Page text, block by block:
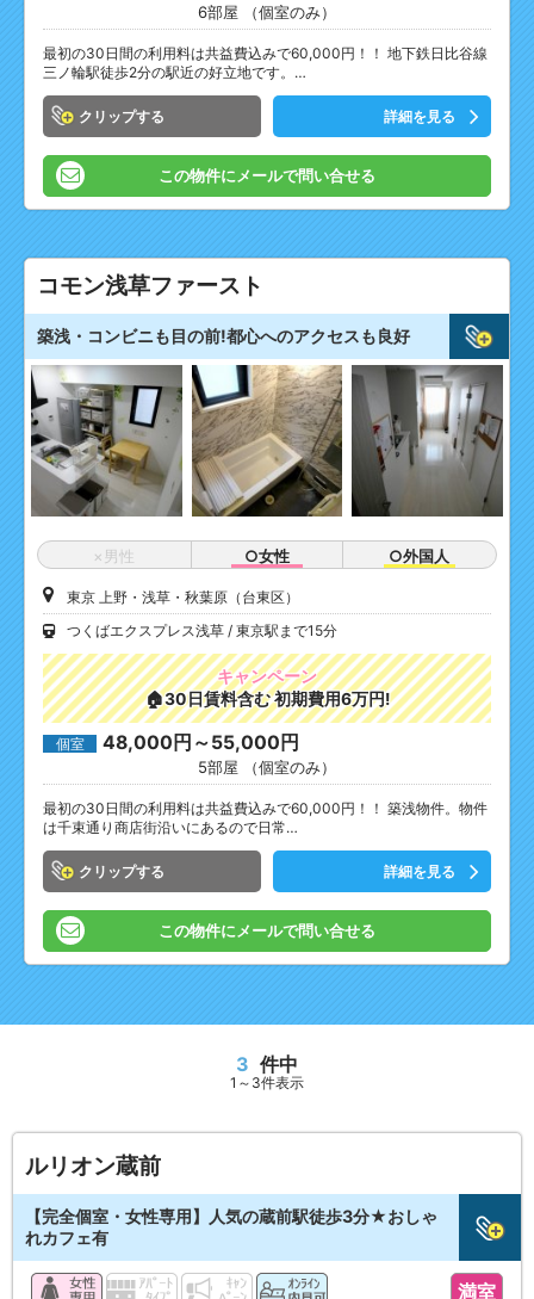
6部屋 （個室のみ）
最初の30日間の利用料は共益費込みで60,000円！！ 地下鉄日比谷線
三ノ輪駅徒歩2分の駅近の好立地です。…
クリップ 詳細を見る
この物件にメールで問い合せる
コモン浅草ファースト
築浅・コンビニも目の前!都心へのアクセスも良好
×男性 ○女性 ○外国人
東京 上野・浅草・秋葉原（台東区）
つくばエクスプレス浅草
東京駅まで15分
キャンペーン
🏠30日賃料含む 初期費用6万円!
個室 48,000円～55,000円
5部屋 （個室のみ）
最初の30日間の利用料は共益費込みで60,000円！！ 築浅物件。物件
は千束通り商店街沿いにあるので日常…
クリップ 詳細を見る
この物件にメールで問い合せる
3 件中
1～3件表示
ルリオン蔵前
【完全個室・女性専用】人気の蔵前駅徒歩3分★おしゃ
れカフェ有
満室